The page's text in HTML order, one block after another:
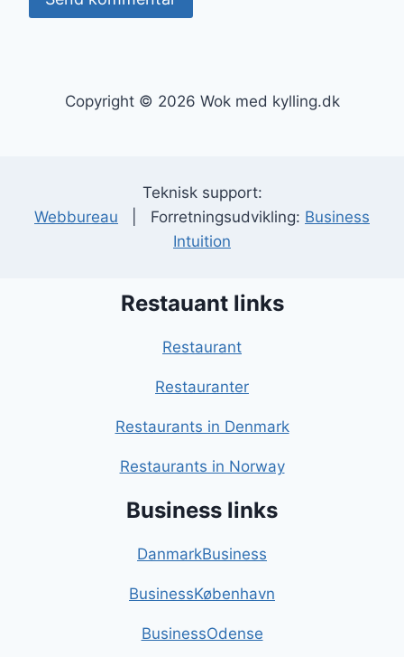
Copyright © 2026 Wok med kylling.dk
Teknisk support:
Webbureau | Forretningsudvikling: Business
Intuition
Restauant links
Restaurant
Restauranter
Restaurants in Denmark
Restaurants in Norway
Business links
DanmarkBusiness
BusinessKøbenhavn
BusinessOdense